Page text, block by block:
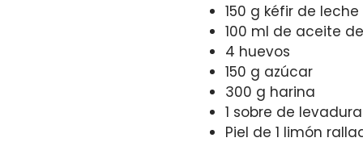
150 g kéfir de leche
100 ml de aceite
4 huevos
150 g azúcar
300 g harina
1 sobre de levadura
Piel de 1 limón